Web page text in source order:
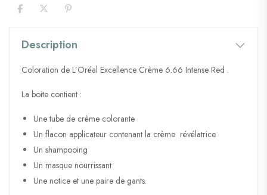
Description
Coloration de L’Oréal Excellence Crème 6.66 Intense Red .
La boite contient :
Une tube de crème colorante
Un flacon applicateur contenant la crème révélatrice
Un shampooing
Un masque nourrissant
Une notice et une paire de gants.